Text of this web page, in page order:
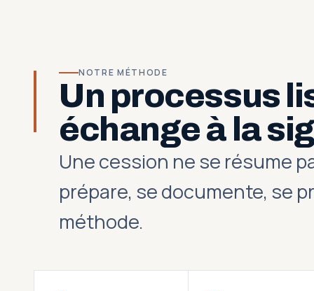
NOTRE MÉTHODE
Un processus
échange à la
Une cession ne se résume
prépare, se documente, se
méthode.